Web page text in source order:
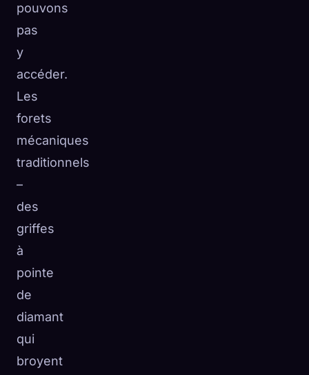
pouvons
pas
y
accéder.
Les
forets
mécaniques
traditionnels
–
des
griffes
à
pointe
de
diamant
qui
broyent